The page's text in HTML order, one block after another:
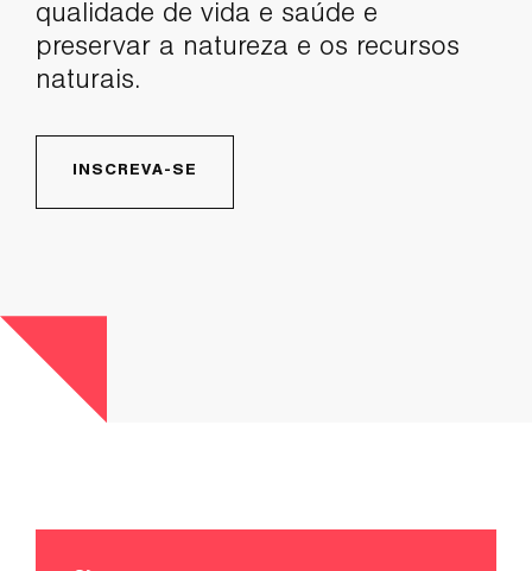
qualidade de vida e saúde e
preservar a natureza e os recursos
naturais.
INSCREVA-SE